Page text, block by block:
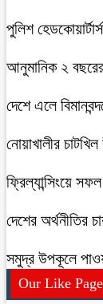
পুলিশ
আনুমানিক ২
দেশে এলে
নোয়াখালীর
ফ্রিল্যান্সিংয়ে
দেশের অর্থনীতির
সমুদ্র উপকূলে
Our Like Page